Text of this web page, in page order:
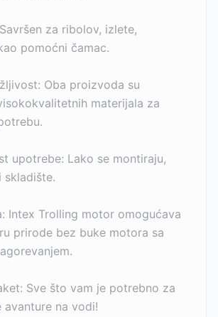
za ribolov, izlete,
pomoćni čamac.
Oba proizvoda su
materijala za
upotrebe: Lako se montiraju,
skladište.
Intex Trolling motor omogućava
prirode bez buke motora sa
Sve što vam je potrebno za
avanture na vodi!